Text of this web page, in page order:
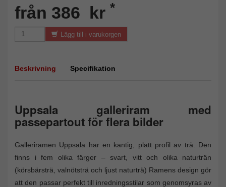
från 386 kr *
Lägg till i varukorgen
Beskrivning Specifikation
Uppsala galleriram med
passepartout för flera bilder
Galleriramen Uppsala har en kantig, platt profil av trä. Den
finns i fem olika färger – svart, vitt och olika naturträn
(körsbärsträ, valnötsträ och ljust naturträ) Ramens design gör
att den passar perfekt till inredningsstilar som genomsyras av